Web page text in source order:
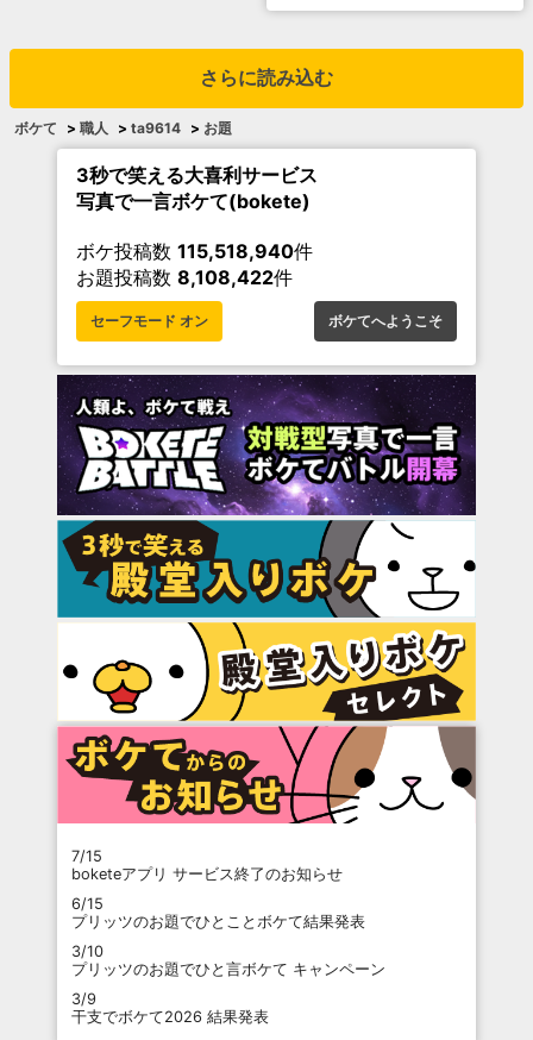
さらに読み込む
ボケて > 職人 > ta9614 > お題
3秒で笑える大喜利サービス
写真で一言ボケて(bokete)
ボケ投稿数 115,518,940件
お題投稿数 8,108,422件
セーフモード オン ボケてへようこそ
7/15
boketeアプリ サービス終了のお知らせ
6/15
プリッツのお題でひとことボケて結果発表
3/10
プリッツのお題でひと言ボケて キャンペーン
3/9
干支でボケて2026 結果発表